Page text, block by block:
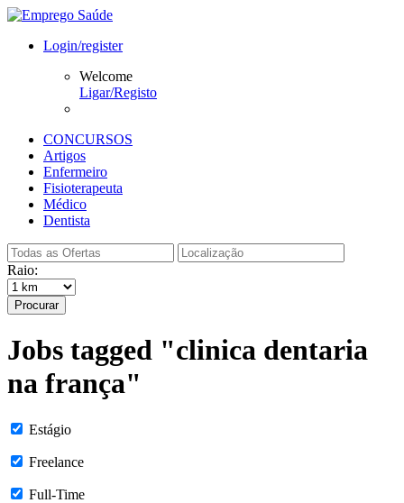
Login/register
Welcome
Ligar/Registo
CONCURSOS
Artigos
Enfermeiro
Fisioterapeuta
Médico
Dentista
Raio:
Procurar
Jobs tagged "clinica dentaria
na frança"
Estágio
Freelance
Full-Time